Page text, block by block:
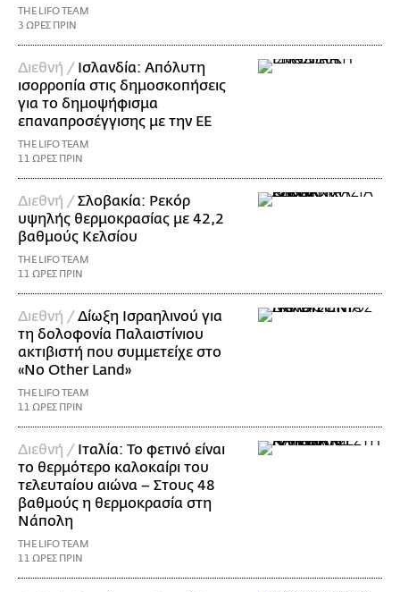
THE LIFO TEAM
3 ΩΡΕΣ ΠΡΙΝ
Διεθνή / Ισλανδία: Απόλυτη
ισορροπία στις δημοσκοπήσεις
για το δημοψήφισμα
επαναπροσέγγισης με την ΕΕ
THE LIFO TEAM
11 ΩΡΕΣ ΠΡΙΝ
Διεθνή /Σλοβακία: Ρεκόρ
υψηλής θερμοκρασίας με 42,2
βαθμούς Κελσίου
THE LIFO TEAM
11 ΩΡΕΣ ΠΡΙΝ
Διεθνή /Δίωξη Ισραηλινού για
τη δολοφονία Παλαιστίνιου
ακτιβιστή που συμμετείχε στο
«No Other Land»
THE LIFO TEAM
11 ΩΡΕΣ ΠΡΙΝ
Διεθνή / Ιταλία: Το φετινό είναι
το θερμότερο καλοκαίρι του
τελευταίου αιώνα – Στους 48
βαθμούς η θερμοκρασία στη
Νάπολη
THE LIFO TEAM
11 ΩΡΕΣ ΠΡΙΝ